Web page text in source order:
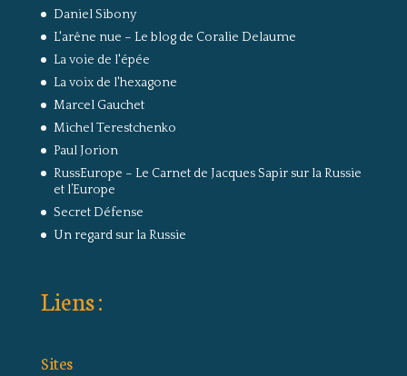
Daniel Sibony
L'arêne nue – Le blog de Coralie Delaume
La voie de l'épée
La voix de l'hexagone
Marcel Gauchet
Michel Terestchenko
Paul Jorion
RussEurope – Le Carnet de Jacques Sapir sur la Russie
et l’Europe
Secret Défense
Un regard sur la Russie
Liens :
Sites